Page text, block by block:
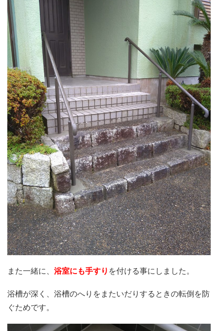
また一緒に、 浴室にも手すり を付ける事にしました。
浴槽が深く、浴槽のへりをまたいだりするときの転倒を防
ぐためです。